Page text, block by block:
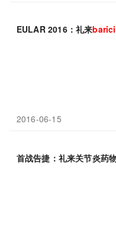
EULAR 2016：礼来
2016-06-15
首战告捷：礼来关节炎药